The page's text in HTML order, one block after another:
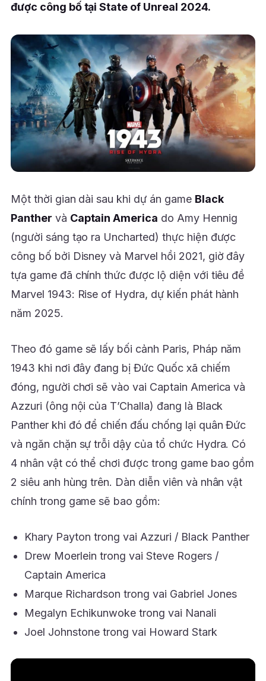
được công bố tại State of Unreal 2024.
Một thời gian dài sau khi dự án game Black
Panther và Captain America do Amy Hennig
(người sáng tạo ra Uncharted) thực hiện được
công bố bởi Disney và Marvel hồi 2021, giờ đây
tựa game đã chính thức được lộ diện với tiêu đề
Marvel 1943: Rise of Hydra, dự kiến phát hành
năm 2025.
Theo đó game sẽ lấy bối cảnh Paris, Pháp năm
1943 khi nơi đây đang bị Đức Quốc xã chiếm
đóng, người chơi sẽ vào vai Captain America và
Azzuri (ông nội của T’Challa) đang là Black
Panther khi đó để chiến đấu chống lại quân Đức
và ngăn chặn sự trỗi dậy của tổ chức Hydra. Có
4 nhân vật có thể chơi được trong game bao gồm
2 siêu anh hùng trên. Dàn diễn viên và nhân vật
chính trong game sẽ bao gồm:
Khary Payton trong vai Azzuri / Black Panther
Drew Moerlein trong vai Steve Rogers /
Captain America
Marque Richardson trong vai Gabriel Jones
Megalyn Echikunwoke trong vai Nanali
Joel Johnstone trong vai Howard Stark